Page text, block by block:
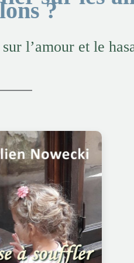
?
l’amour et le